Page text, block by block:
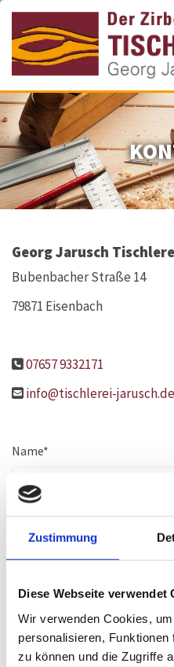
Zustimmung
Diese Webseite verwendet
Wir verwenden Cookies,
personalisieren,
zu können und die Zugriffe
Zum Inhalt springen
Georg Jarusch
Bubenbacher Straße 14
79871 Eisenbach
 07657 9332171
 info@tischlerei-jarusch.de
Name*
PLZ*